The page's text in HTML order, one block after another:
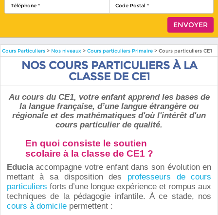
Cours Particuliers> Nos niveaux > Cours particuliers Primaire > Cours particuliers CE1
NOS COURS PARTICULIERS À LA
CLASSE DE CE1
Au cours du CE1, votre enfant apprend les bases de
la langue française, d’une langue étrangère ou
régionale et des mathématiques d'où l'intérêt d'un
cours particulier de qualité.
En quoi consiste le soutien
scolaire à la classe de CE1 ?
Educiaaccompagne votre enfant dans son évolution en
mettant à sa disposition des professeurs de cours
particuliers forts d’une longue expérience et rompus aux
techniques de la pédagogie infantile. À ce stade, nos
cours à domicilepermettent :